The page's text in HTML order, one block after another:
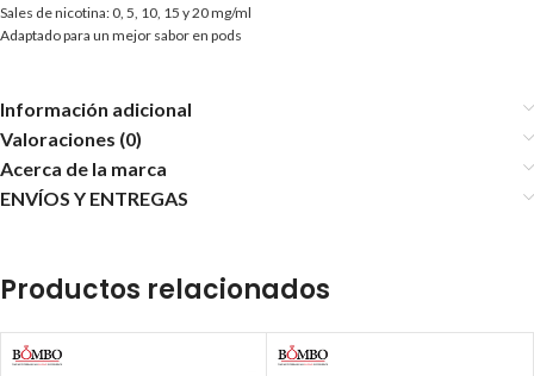
Sales de nicotina: 0, 5, 10, 15 y 20 mg/ml
Adaptado para un mejor sabor en pods
Información adicional
Valoraciones (0)
Acerca de la marca
ENVÍOS Y ENTREGAS
Productos relacionados